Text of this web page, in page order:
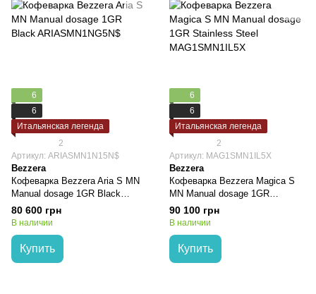
6
6
Итальянская легенда
2
Артикул: ARIASMN1N15N$
Bezzera
Кофеварка Bezzera Aria S MN
Manual dosage 1GR Black
ARIASMN1N15N$
80 600 грн
В наличии
Купить
6
6
Итальянская легенда
2
Артикул: MAG1SMN1IL5X
Bezzera
Кофеварка Bezzera Magica S
MN Manual dosage 1GR
Stainless Steel MAG1SMN1IL5X
90 100 грн
В наличии
Купить